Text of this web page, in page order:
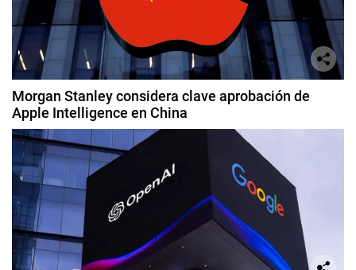
Morgan Stanley considera clave aprobación de
Apple Intelligence en China